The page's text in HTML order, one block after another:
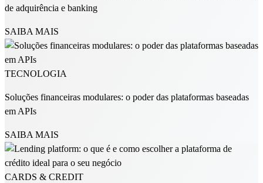
de adquirência e banking
SAIBA MAIS
TECNOLOGIA
Soluções financeiras modulares: o poder das plataformas baseadas
em APIs
SAIBA MAIS
CARDS & CREDIT